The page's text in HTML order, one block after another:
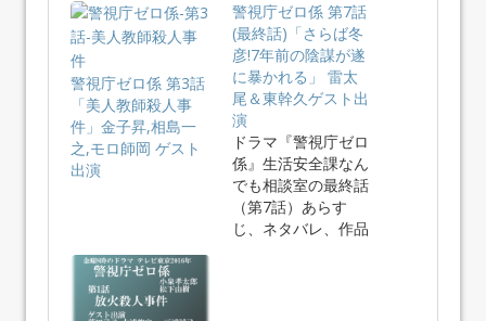
警視庁ゼロ係 第3話
「美人教師殺人事
件」金子昇,相島一
之,モロ師岡 ゲスト
出演
警視庁ゼロ係 第7話
(最終話)「さらば冬
彦!7年前の陰謀が遂
に暴かれる」 雷太
尾＆東幹久ゲスト出
演
ドラマ『警視庁ゼロ
係』生活安全課なん
でも相談室の最終話
（第7話）あらす
じ、ネタバレ、作品